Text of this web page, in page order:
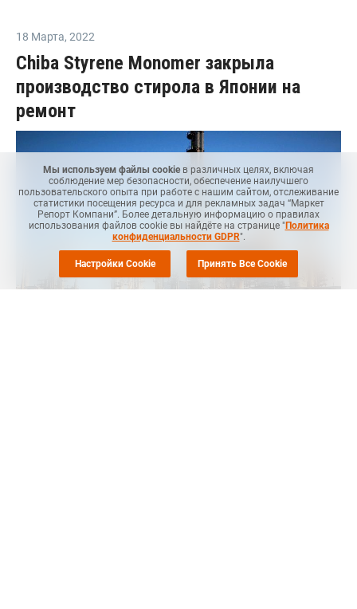
18 Марта, 2022
Chiba Styrene Monomer закрыла
производство стирола в Японии на
ремонт
Мы используем файлы cookie в различных целях, включая
соблюдение мер безопасности, обеспечение наилучшего
пользовательского опыта при работе с нашим сайтом, отслеживание
статистики посещения ресурса и для рекламных задач “Маркет
Репорт Компани”. Более детальную информацию о правилах
использования файлов cookie вы найдёте на странице "Политика
конфиденциальности GDPR".
Настройки Cookie Принять Все Cookie